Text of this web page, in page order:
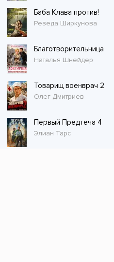
Баба Клава против!
Резеда Ширкунова
Благотворительница
Наталья Шнейдер
Товарищ военврач 2
Олег Дмитриев
Первый Предтеча 4
Элиан Тарс